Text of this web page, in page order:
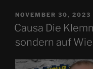
POSTED
ON
NOVEMBER 30, 2023
Causa Die
sondern auf